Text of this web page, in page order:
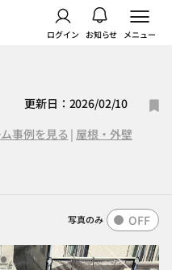
ログイン お知らせ メニュー
更新日：2026/02/10
事例を見る | 屋根・外壁
写真のみ OFF